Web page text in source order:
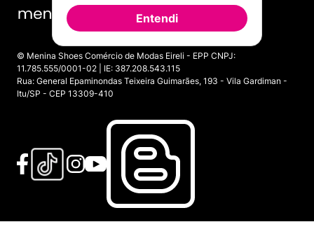
© Menina Shoes Comércio de Modas Eireli - EPP CNPJ:
11.785.555/0001-02 | IE: 387.208.543.115
Rua: General Epaminondas Teixeira Guimarães, 193 - Vila Gardiman -
Itu/SP - CEP 13309-410
Entendi